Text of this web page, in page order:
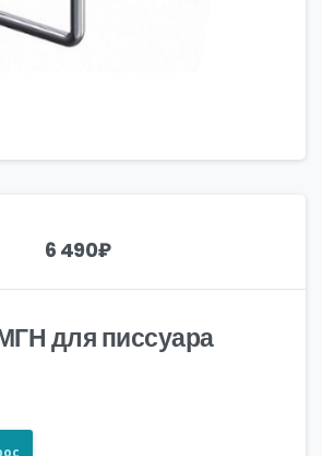
6 490₽
для писсуара